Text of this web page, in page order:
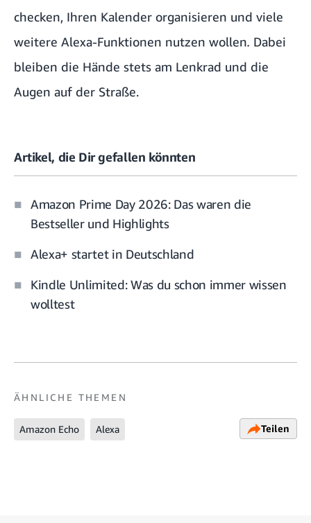
checken, Ihren Kalender organisieren und viele
weitere Alexa-Funktionen nutzen wollen. Dabei
bleiben die Hände stets am Lenkrad und die
Augen auf der Straße.
Artikel, die Dir gefallen könnten
Amazon Prime Day 2026: Das waren die
Bestseller und Highlights
Alexa+ startet in Deutschland
Kindle Unlimited: Was du schon immer wissen
wolltest
ÄHNLICHE THEMEN
Amazon Echo Alexa Teilen